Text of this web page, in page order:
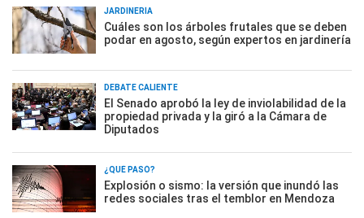
JARDINERÍA
Cuáles son los árboles frutales que se deben
podar en agosto, según expertos en jardinería
DEBATE CALIENTE
El Senado aprobó la ley de inviolabilidad de la
propiedad privada y la giró a la Cámara de
Diputados
¿QUÉ PASÓ?
Explosión o sismo: la versión que inundó las
redes sociales tras el temblor en Mendoza